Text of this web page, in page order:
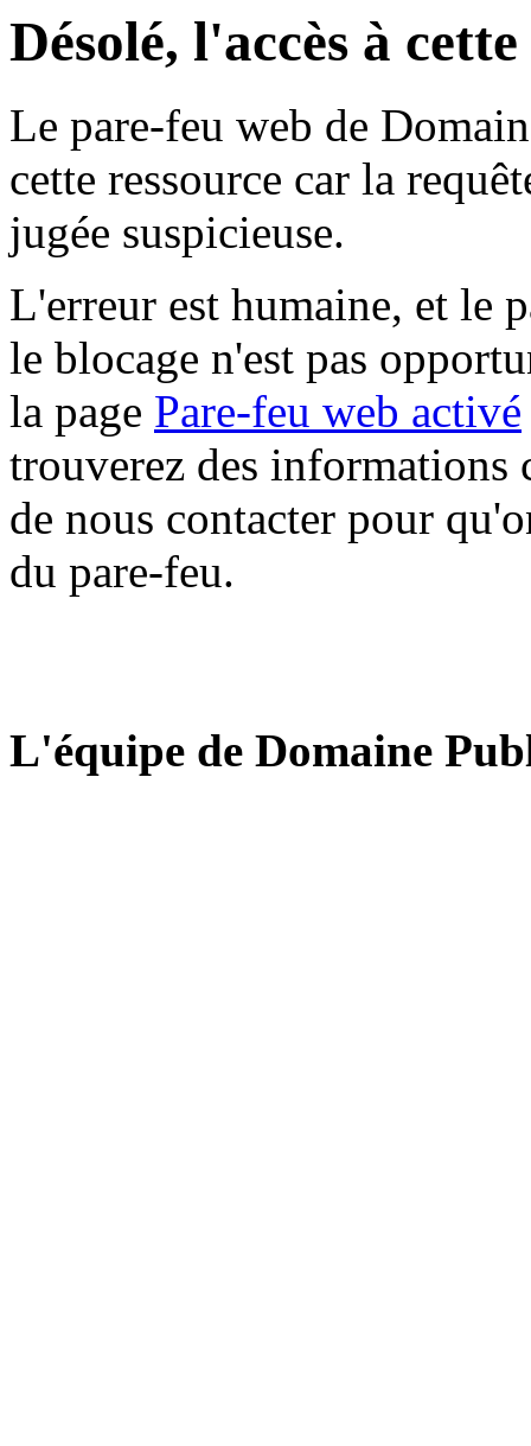
Désolé, l'accès à
Le pare-feu web de
cette ressource car la
jugée suspicieuse.
L'erreur est humaine, et le
le blocage n'est pas
la page Pare-feu web activé
trouverez des informations
de nous contacter pour
du pare-feu.
L'équipe de Domaine